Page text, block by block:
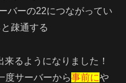
バーの22につながってい
疎通する
るようになりました！
度サーバーから事前にや